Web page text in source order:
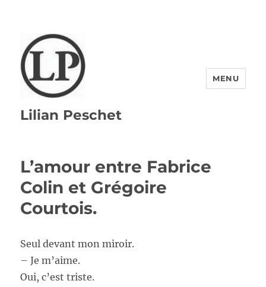
Lilian Peschet
MENU
L’amour entre Fabrice
Colin et Grégoire
Courtois.
Seul devant mon miroir.
– Je m’aime.
Oui, c’est triste.